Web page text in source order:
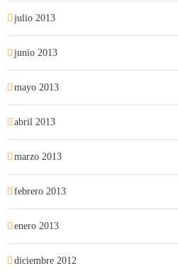
julio 2013
junio 2013
mayo 2013
abril 2013
marzo 2013
febrero 2013
enero 2013
diciembre 2012